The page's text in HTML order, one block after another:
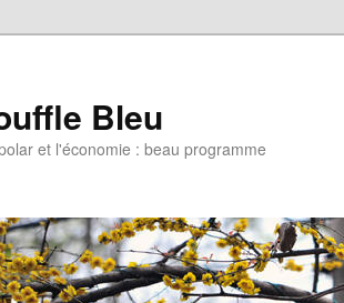
Bleu
et l'économie : beau programme